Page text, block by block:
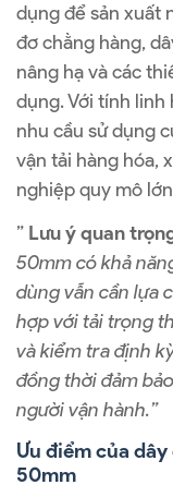
dụng để sản xuất
đơ chằng hàng,
nâng hạ và các
dụng. Với tính linh
nhu cầu sử dụng
vận tải hàng hóa,
nghiệp quy mô
” Lưu ý quan
50mm có khả
dùng vẫn cần lựa
hợp với tải trọng
và kiểm tra định
đồng thời đảm
người vận hành.”
Ưu điểm của
50mm